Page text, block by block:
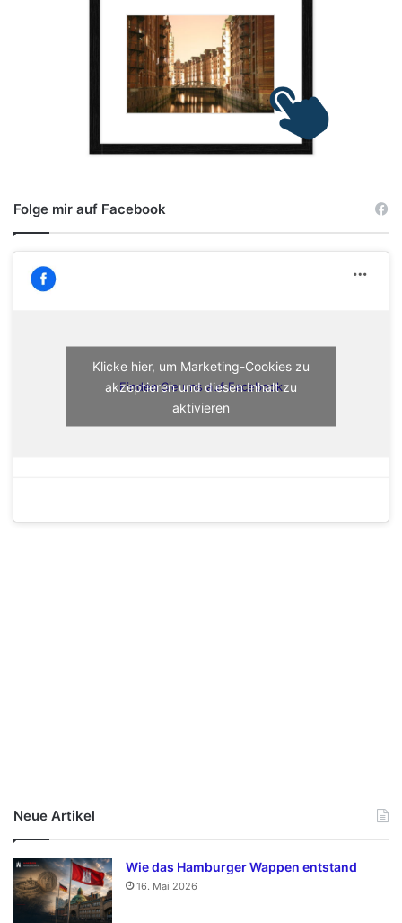
Folge mir auf Facebook
Finden Sie uns auf Facebook
Klicke hier, um Marketing-Cookies zu
akzeptieren und diesen Inhalt zu
aktivieren
Neue Artikel
Wie das Hamburger Wappen entstand
16. Mai 2026